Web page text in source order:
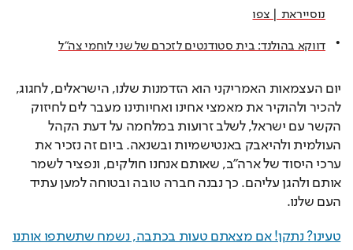
נוסייראת | צפו
דווקא בהולנד: בית סטודנטים לזכרם של שני לוחמי צה"ל
יום העצמאות האמריקני הוא הזדמנות שלנו, הישראלים, לחגוג,
להכיר ולהוקיר את מאמצי אחינו ואחיותינו מעבר לים לחיזוק
הקשר עם ישראל, לשלב זרועות במלחמה על דעת הקהל
העולמית ולהיאבק באנטישמיות ובשנאה. ביום זה נזכיר את
ערכי היסוד של ארה"ב, שאותם אנחנו חולקים, ונפציר לשמר
אותם ולהגן עליהם. כך נבנה חברה טובה ובטוחה למען עתיד
העם שלנו.
טעינו? נתקן! אם מצאתם טעות בכתבה, נשמח שתשתפו אותנו